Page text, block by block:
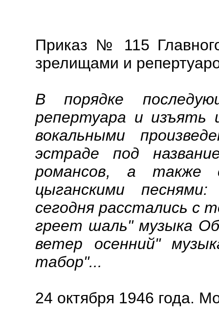
Приказ № 115
зрелищами и
В порядке
репертуара и изъять
вокальными
эстраде под
романсов, а также
цыганскими
сегодня расстались с
греет шаль" музыка
ветер осенний"
табор"...
24 октября 1946 года.